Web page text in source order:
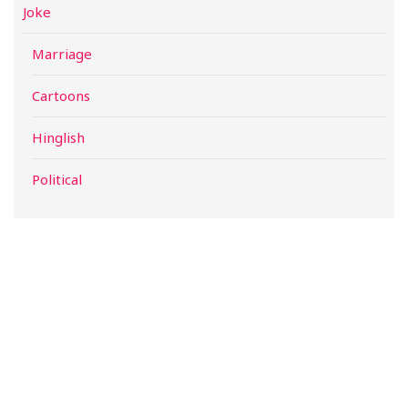
Joke
Marriage
Cartoons
Hinglish
Political